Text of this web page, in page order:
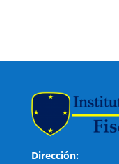
Dirección: